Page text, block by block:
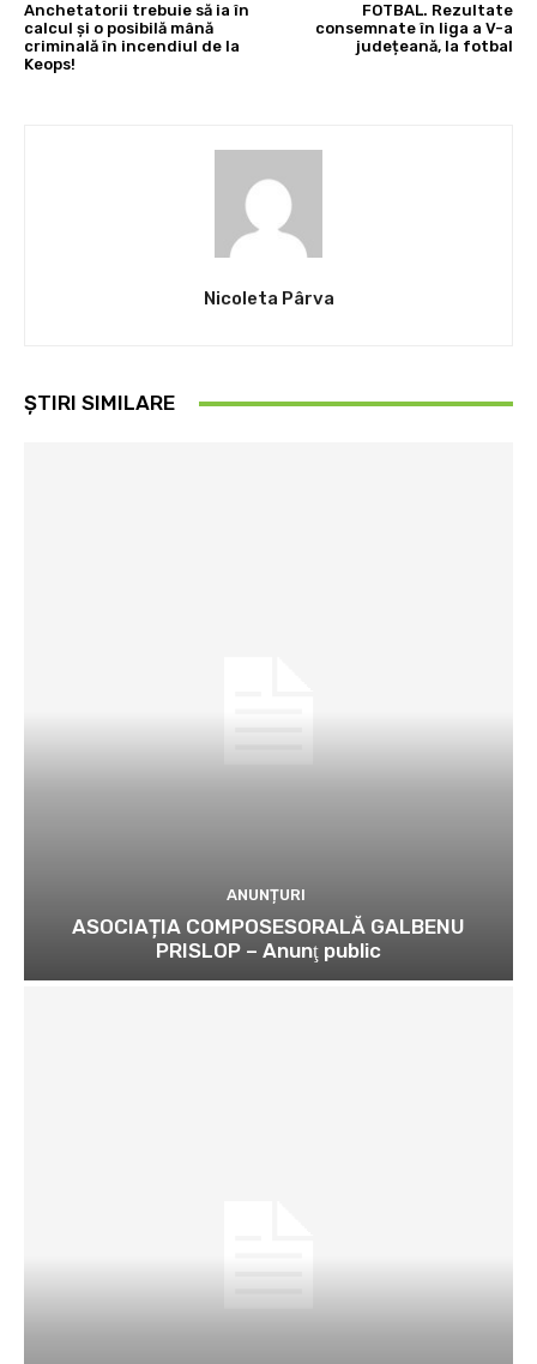
Anchetatorii trebuie să ia în
calcul şi o posibilă mână
criminală în incendiul de la
Keops!
FOTBAL. Rezultate
consemnate în liga a V-a
județeană, la fotbal
Nicoleta Pârva
ȘTIRI SIMILARE
ANUNȚURI
ASOCIAȚIA COMPOSESORALĂ GALBENU
PRISLOP – Anunţ public